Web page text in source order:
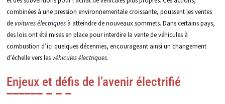
combinées à une pression environnementale croissante, poussent les ventes
devoitures électriquesà atteindre de nouveaux sommets. Dans certains pays,
des lois ont été mises en place pour interdire la vente de véhicules à
combustion d’ici quelques décennies, encourageant ainsi un changement
d’échelle vers lesvéhicules électriques.
Enjeux et défis de l’avenir électrifié